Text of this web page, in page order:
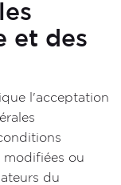
et des
l'acceptation
ou
du